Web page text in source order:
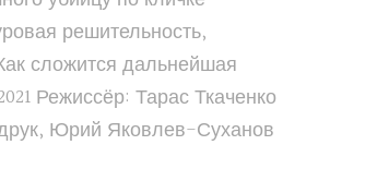
решительность,
сложится дальнейшая
Режиссёр: Тарас Ткаченко
Юрий Яковлев-Суханов